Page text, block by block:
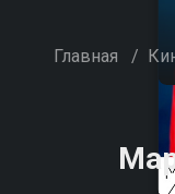
Главная /